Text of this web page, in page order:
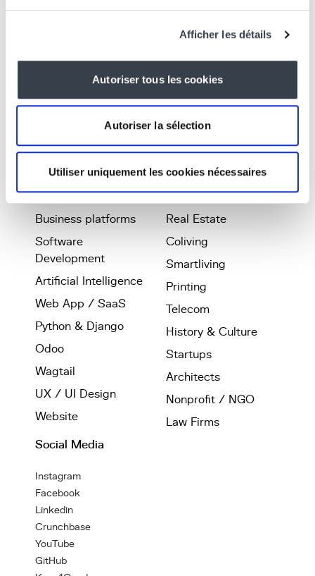
Afficher les détails
Autoriser tous les cookies
Autoriser la sélection
Utiliser uniquement les cookies nécessaires
Projects
KernLab
Définitions
Tools
Join us
Office
1040 Bruxelles,
Belgique
Expertise
Business platforms
Software
Development
Artificial Intelligence
Web App / SaaS
Python & Django
Odoo
Wagtail
UX / UI Design
Website
Industries
Real Estate
Coliving
Smartliving
Printing
Telecom
History & Culture
Startups
Architects
Nonprofit / NGO
Law Firms
Social Media
Instagram
Facebook
Linkedin
Crunchbase
YouTube
GitHub